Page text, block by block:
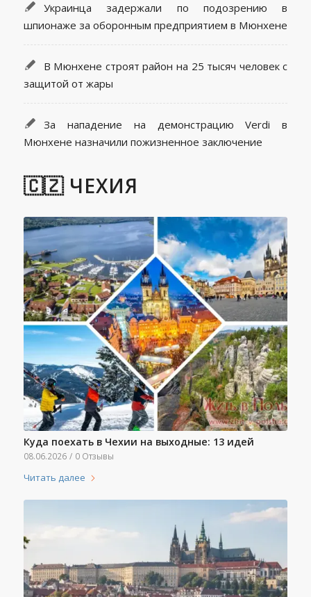
Украинца задержали по подозрению в
шпионаже за оборонным предприятием в Мюнхене
В Мюнхене строят район на 25 тысяч человек с
защитой от жары
За нападение на демонстрацию Verdi в
Мюнхене назначили пожизненное заключение
🇨🇿 ЧЕХИЯ
Куда поехать в Чехии на выходные: 13 идей
08.06.2026 / 0 Отзывы
Читать далее